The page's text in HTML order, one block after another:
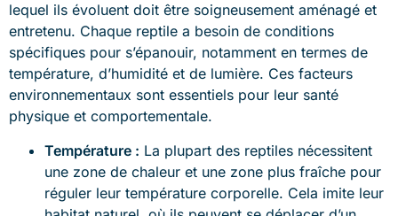
lequel ils évoluent doit être soigneusement aménagé et
entretenu. Chaque reptile a besoin de conditions
spécifiques pour s’épanouir, notamment en termes de
température, d’humidité et de lumière. Ces facteurs
environnementaux sont essentiels pour leur santé
physique et comportementale.
Température : La plupart des reptiles nécessitent
une zone de chaleur et une zone plus fraîche pour
réguler leur température corporelle. Cela imite leur